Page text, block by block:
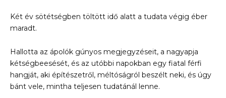
Két év sötétségben töltött idő alatt a tudata végig éber
maradt.
Hallotta az ápolók gúnyos megjegyzéseit, a nagyapja
kétségbeesését, és az utóbbi napokban egy fiatal férfi
hangját, aki építészetről, méltóságról beszélt neki, és úgy
bánt vele, mintha teljesen tudatánál lenne.